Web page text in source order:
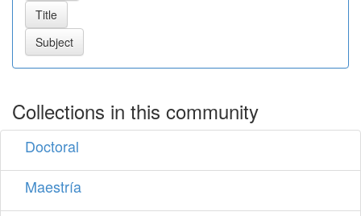
Collections in this community
Doctoral
Maestría